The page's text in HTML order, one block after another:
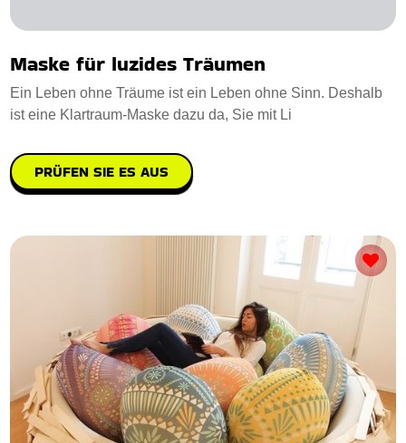
Maske für luzides Träumen
Ein Leben ohne Träume ist ein Leben ohne Sinn. Deshalb
ist eine Klartraum-Maske dazu da, Sie mit Li
PRÜFEN SIE ES AUS